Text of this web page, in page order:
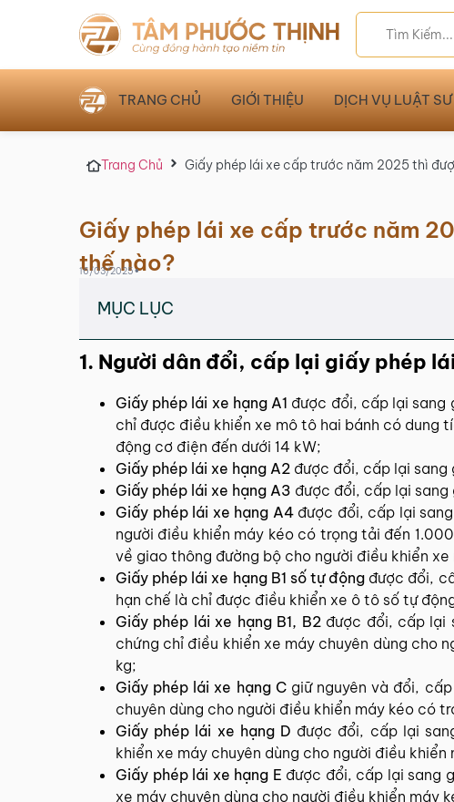
TRANG CHỦ GIỚI THIỆU DỊCH VỤ LUẬT SƯ
Trang Chủ Giấy phép lái xe cấp trước năm 2025 thì
Giấy phép lái xe cấp trước năm
thế nào?
16/03/2025•
MỤC LỤC
1. Người dân đổi, cấp lại giấy phép
Giấy phép lái xe hạng A1 được đổi, cấp lại sang
chỉ được điều khiển xe mô tô hai bánh có dung
động cơ điện đến dưới 14 kW;
Giấy phép lái xe hạng A2 được đổi, cấp lại sang
Giấy phép lái xe hạng A3 được đổi, cấp lại sang
Giấy phép lái xe hạng A4được đổi, cấp lại
người điều khiển máy kéo có trọng tải đến
về giao thông đường bộ cho người điều khiển xe
Giấy phép lái xe hạng B1 số tự động được đổi,
hạn chế là chỉ được điều khiển xe ô tô số tự
Giấy phép lái xe hạng B1, B2được đổi, cấp lại
chứng chỉ điều khiển xe máy chuyên dùng cho
kg;
Giấy phép lái xe hạng Cgiữ nguyên và đổi,
chuyên dùng cho người điều khiển máy kéo có
Giấy phép lái xe hạng D được đổi, cấp lại
khiển xe máy chuyên dùng cho người điều
Giấy phép lái xe hạng E được đổi, cấp lại sang
xe máy chuyên dùng cho người điều khiển máy